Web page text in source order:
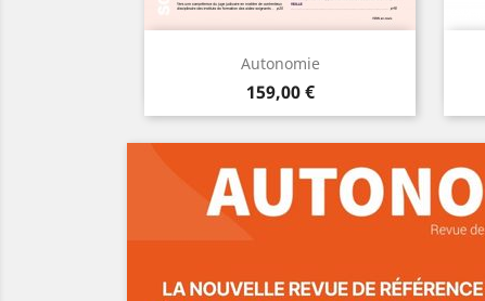
Autonomie
Prix
159,00 €
Aperçu
AJOUTER